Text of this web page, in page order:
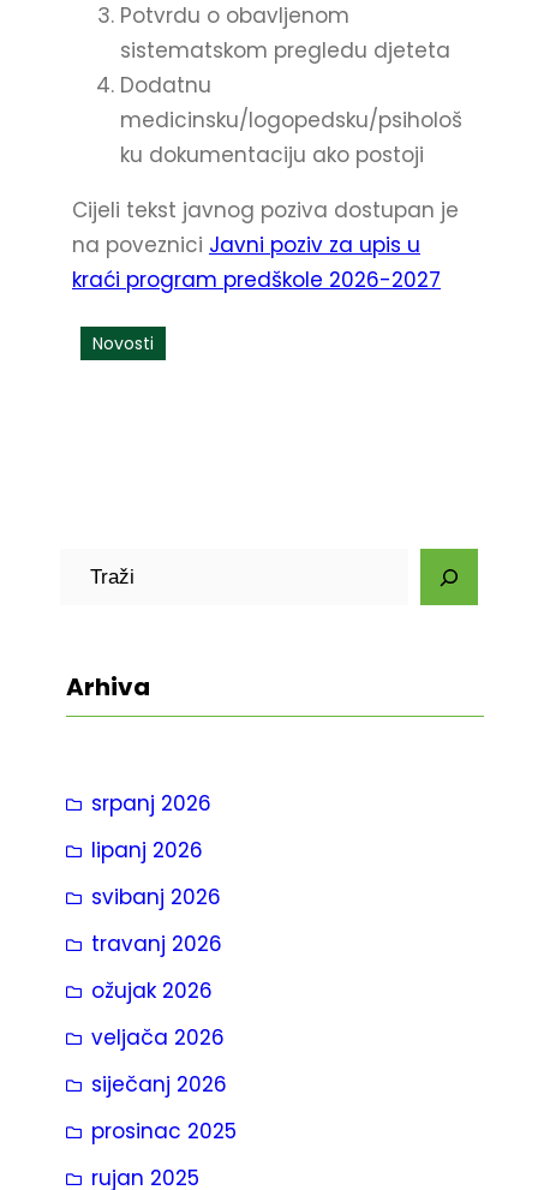
Potvrdu o obavljenom
sistematskom pregledu djeteta
Dodatnu
medicinsku/logopedsku/psihološ
ku dokumentaciju ako postoji
Cijeli tekst javnog poziva dostupan je
na poveznici Javni poziv za upis u
kraći program predškole 2026-2027
Novosti
r
a
Arhiva
srpanj 2026
lipanj 2026
svibanj 2026
travanj 2026
ožujak 2026
veljača 2026
siječanj 2026
prosinac 2025
rujan 2025